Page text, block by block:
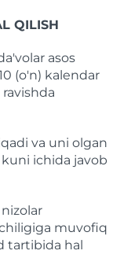
QILISH
asos
(o'n) kalendar
va uni olgan
ichida javob
muvofiq
tartibida hal